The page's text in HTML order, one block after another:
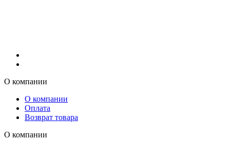
О компании
О компании
Оплата
Возврат товара
О компании